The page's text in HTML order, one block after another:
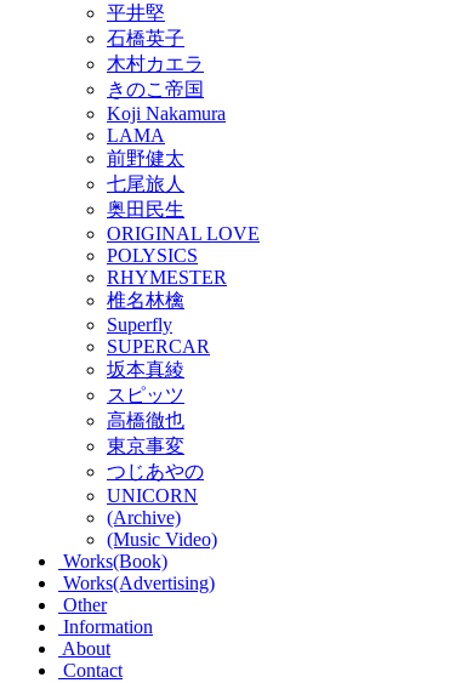
平井堅
石橋英子
木村カエラ
きのこ帝国
Koji Nakamura
LAMA
前野健太
七尾旅人
奥田民生
ORIGINAL LOVE
POLYSICS
RHYMESTER
椎名林檎
Superfly
SUPERCAR
坂本真綾
スピッツ
高橋徹也
東京事変
つじあやの
UNICORN
(Archive)
(Music Video)
Works(Book)
Works(Advertising)
Other
Information
About
Contact